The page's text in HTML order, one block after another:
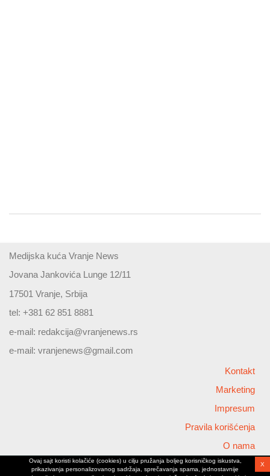
Medijska kuća Vranje News
Jovana Jankovića Lunge 12/11
17501 Vranje, Srbija
tel: +381 62 851 8881
e-mail: redakcija@vranjenews.rs
e-mail: vranjenews@gmail.com
Kontakt
Marketing
Impresum
Pravila korišćenja
O nama
Copyright © 2026 Vranjenews
Ovaj sajt koristi kolačiće (cookies) u cilju pružanja boljeg korisničkog iskustva,
prikazivanja personalizovanog sadržaja, sprečavanja spama, jednostavnije
X